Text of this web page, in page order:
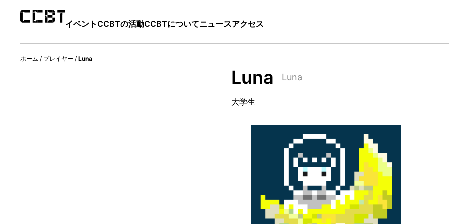
イベントCCBTの活動CCBTについてニュースアクセス
ホーム / プレイヤー / Luna
Luna Luna
大学生